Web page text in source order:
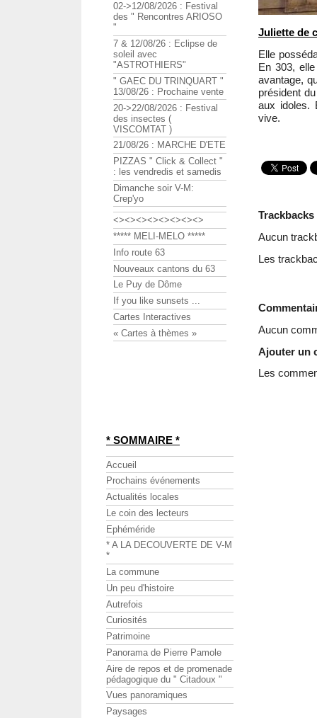
Juliette de
Elle
En 303,
avantage,
président
aux idoles.
vive.
Trackbacks
Aucun
Les
Aucun
Ajouter un
Les
02->12/08/2026 : Festival
des " Rencontres ARIOSO
"
7 & 12/08/26 : Eclipse de
soleil avec
"ASTROTHIERS"
" GAEC DU TRINQUART "
13/08/26 : Prochaine vente
20->22/08/2026 : Festival
des insectes (
VISCOMTAT )
21/08/26 : MARCHE D'ETE
PIZZAS " Click & Collect "
: les vendredis et samedis
Dimanche soir V-M:
Crep'yo
<><><><><><><><>
***** MELI-MELO *****
Info route 63
Nouveaux cantons du 63
Le Puy de Dôme
If you like sunsets ...
Cartes Interactives
« Cartes à thèmes »
* SOMMAIRE *
Accueil
Prochains événements
Actualités locales
Le coin des lecteurs
Ephéméride
* A LA DECOUVERTE DE V-M
*
La commune
Un peu d'histoire
Autrefois
Curiosités
Patrimoine
Panorama de Pierre Pamole
Aire de repos et de promenade
pédagogique du " Citadoux "
Vues panoramiques
Paysages